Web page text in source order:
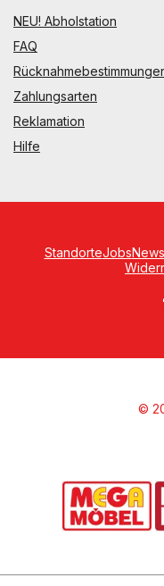
NEU! Abholstation
FAQ
Zahlungsarten
Reklamation
Hilfe
StandorteJobs
©